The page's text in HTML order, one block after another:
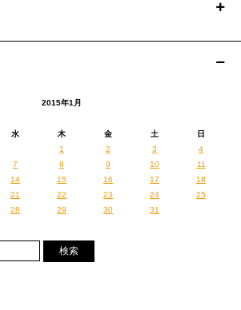
2015年1月
水 木 金 土
日
1
2 3
4
7 8 9 10
11
14 15 16 17
18
21 22 23 24
25
28 29 30
31